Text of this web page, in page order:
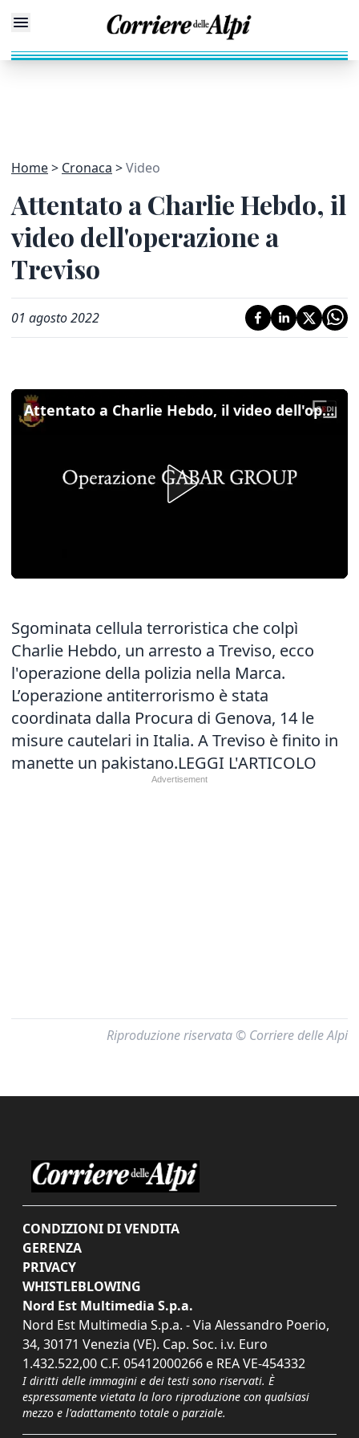
Home Cronaca Video
Attentato a Charlie Hebdo, il
video dell'operazione a
Treviso
01 agosto 2022
Attentato a Charlie Hebdo, il video dell'operazione a Treviso
Sgominata cellula terroristica che colpì
Charlie Hebdo, un arresto a Treviso, ecco
l'operazione della polizia nella Marca.
L’operazione antiterrorismo è stata
coordinata dalla Procura di Genova, 14 le
misure cautelari in Italia. A Treviso è finito in
manette un pakistano.LEGGI L'ARTICOLO
Riproduzione riservata © Corriere delle Alpi
CONDIZIONI DI VENDITA
GERENZA
PRIVACY
WHISTLEBLOWING
Nord Est Multimedia S.p.a.
Nord Est Multimedia S.p.a. - Via Alessandro Poerio,
34, 30171 Venezia (VE). Cap. Soc. i.v. Euro
1.432.522,00 C.F. 05412000266 e REA VE-454332
I diritti delle immagini e dei testi sono riservati. È
espressamente vietata la loro riproduzione con qualsiasi
mezzo e l'adattamento totale o parziale.